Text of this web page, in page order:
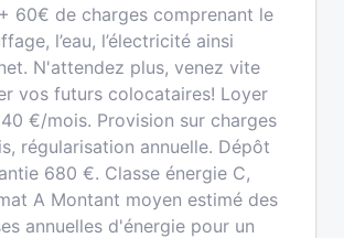
60€ de charges comprenant le
l’eau, l’électricité ainsi
N'attendez plus, venez vite
vos futurs colocataires! Loyer
€/mois. Provision sur charges
régularisation annuelle. Dépôt
680 €. Classe énergie C,
A Montant moyen estimé des
annuelles d'énergie pour un